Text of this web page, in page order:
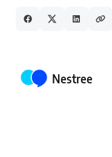
Posted by
Nestree